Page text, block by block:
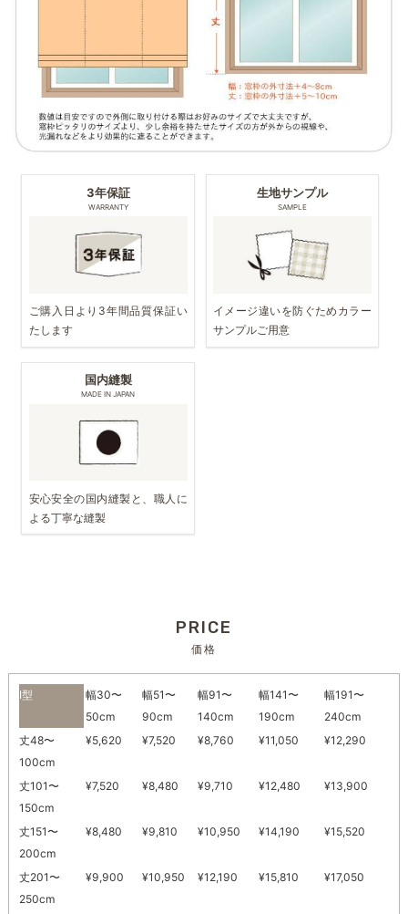
3年保証
WARRANTY
ご購入日より3年間品質保証い
たします
生地サンプル
SAMPLE
イメージ違いを防ぐためカラー
サンプルご用意
国内縫製
MADE IN JAPAN
安心安全の国内縫製と、職人に
よる丁寧な縫製
PRICE
価格
I型
幅30〜
50cm
幅51〜
90cm
幅91〜
140cm
幅141〜
190cm
幅191〜
240cm
丈48〜
100cm
¥5,620 ¥7,520 ¥8,760 ¥11,050 ¥12,290
丈101〜
150cm
¥7,520 ¥8,480 ¥9,710 ¥12,480 ¥13,900
丈151〜
200cm
¥8,480 ¥9,810 ¥10,950 ¥14,190 ¥15,520
丈201〜
250cm
¥9,900 ¥10,950 ¥12,190 ¥15,810 ¥17,050